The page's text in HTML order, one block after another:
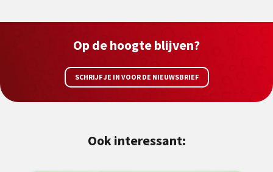
Op de hoogte blijven?
SCHRIJF JE IN VOOR DE NIEUWSBRIEF
Ook interessant: